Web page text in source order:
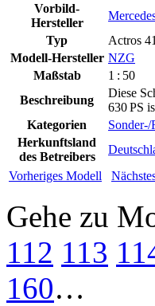
Vorbild-
Hersteller
Typ
Actros
Modell-Hersteller NZG
Maßstab
1 : 50
Beschreibung
Diese
630 PS
Kategorien
Herkunftsland
des Betreibers
Vorheriges Modell
Gehe zu
112 113
160…